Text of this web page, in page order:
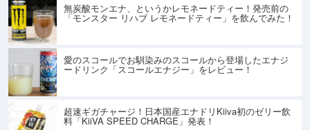
無炭酸モンエナ、というかレモネードティー！発売前の
「モンスター リハブ レモネードティー」を飲んでみた！
愛のスコールでお馴染みのスコールから登場したエナジ
ードリンク「スコールエナジー」をレビュー！
超速ギガチャージ！日本国産エナドリKiiva初のゼリー飲
料「KiiVA SPEED CHARGE」発表！